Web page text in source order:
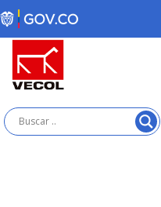
Skip
to
content